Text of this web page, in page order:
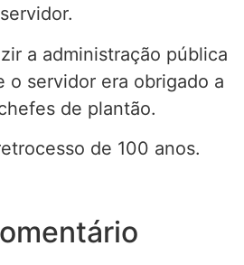
a administração pública
o servidor era obrigado a
de plantão.
de 100 anos.